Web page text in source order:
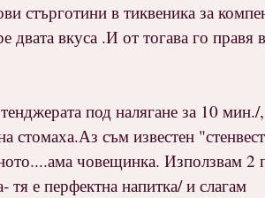
стърготини в тиквеника за
вкуса .И от тогава го правя
под налягане за 10
съм известен
човещинка. Използвам 2
тя е перфектна напитка/ и слагам